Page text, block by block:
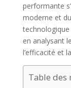
performante
moderne et
en analysant
l’efficacité et
Table des